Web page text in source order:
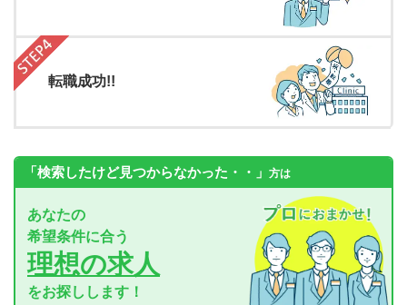
転職成功!!
「検索したけど見つからなかった・・」 方は
あなたの
希望条件に合う
理想の求人
をお探しします！